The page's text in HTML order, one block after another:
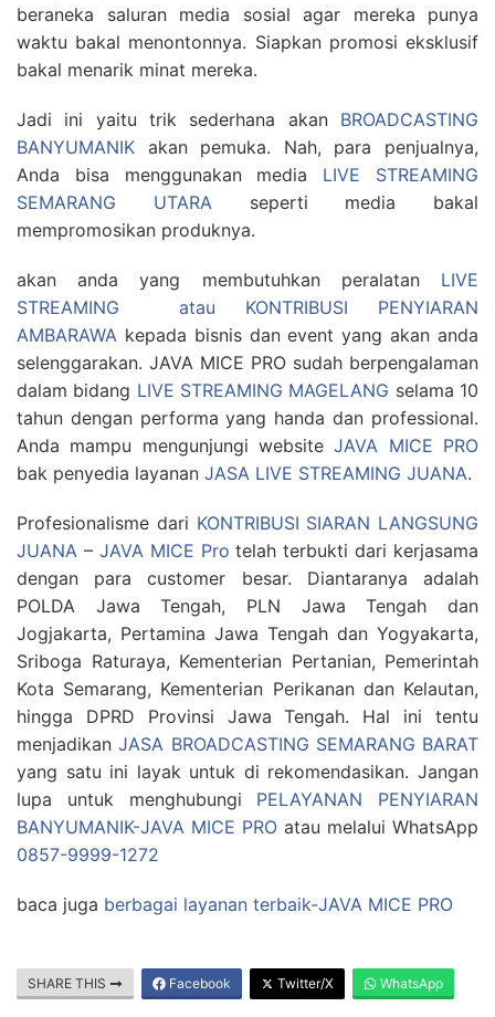
beraneka saluran media sosial agar mereka punya
waktu bakal menontonnya. Siapkan promosi eksklusif
bakal menarik minat mereka.
Jadi ini yaitu trik sederhana akan BROADCASTING
BANYUMANIK akan pemuka. Nah, para penjualnya,
Anda bisa menggunakan media LIVE STREAMING
SEMARANG UTARAseperti media bakal
mempromosikan produknya.
akan anda yang membutuhkan peralatan LIVE
STREAMING atau KONTRIBUSI PENYIARAN
AMBARAWA kepada bisnis dan event yang akan anda
selenggarakan. JAVA MICE PRO sudah berpengalaman
dalam bidang LIVE STREAMING MAGELANG selama 10
tahun dengan performa yang handa dan professional.
Anda mampu mengunjungi websiteJAVA MICE PRO
bak penyedia layanan JASA LIVE STREAMING JUANA.
Profesionalisme dari KONTRIBUSI SIARAN LANGSUNG
JUANA – JAVA MICE Pro telah terbukti dari kerjasama
dengan para customer besar. Diantaranya adalah
POLDA Jawa Tengah, PLN Jawa Tengah dan
Jogjakarta, Pertamina Jawa Tengah dan Yogyakarta,
Sriboga Raturaya, Kementerian Pertanian, Pemerintah
Kota Semarang, Kementerian Perikanan dan Kelautan,
hingga DPRD Provinsi Jawa Tengah. Hal ini tentu
menjadikanJASA BROADCASTING SEMARANG BARAT
yang satu ini layak untuk di rekomendasikan. Jangan
lupa untuk menghubungi PELAYANAN PENYIARAN
BANYUMANIK-JAVA MICE PRO atau melalui WhatsApp
0857-9999-1272
baca juga berbagai layanan terbaik-JAVA MICE PRO
SHARE THIS Facebook Twitter/X WhatsApp